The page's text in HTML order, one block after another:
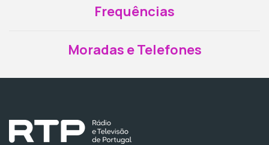
Frequências
Moradas e Telefones